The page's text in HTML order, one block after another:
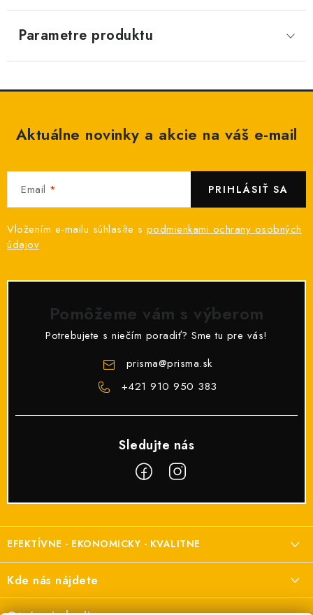
Parametre produktu
Aktuálne novinky a akcie na váš e-mail
Email
Vložením e-mailu súhlasíte s podmienkami ochrany osobných
údajov
PRIHLÁSIŤ SA
Pomôžeme vám s výberom
Potrebujete s niečím poradiť? Sme tu pre vás!
prisma@prisma.sk
+421 910 950 383
á
p
ä
t
EFEKTÍVNE - EKONOMICKY - KVALITNE
a elektroinštalácie
Kde nás nájdete